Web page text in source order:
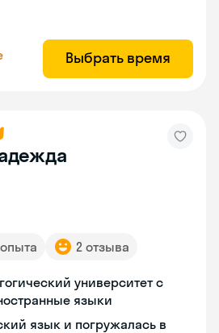
Выбрать время
2 отзыва
университет с
языки
язык и погружалась в